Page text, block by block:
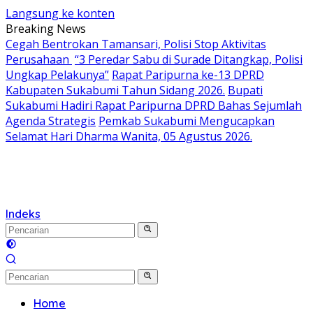
Langsung ke konten
Breaking News
Cegah Bentrokan Tamansari, Polisi Stop Aktivitas
Perusahaan “3 Peredar Sabu di Surade Ditangkap, Polisi
Ungkap Pelakunya” Rapat Paripurna ke-13 DPRD
Kabupaten Sukabumi Tahun Sidang 2026. Bupati
Sukabumi Hadiri Rapat Paripurna DPRD Bahas Sejumlah
Agenda Strategis Pemkab Sukabumi Mengucapkan
Selamat Hari Dharma Wanita, 05 Agustus 2026.
Indeks
Home